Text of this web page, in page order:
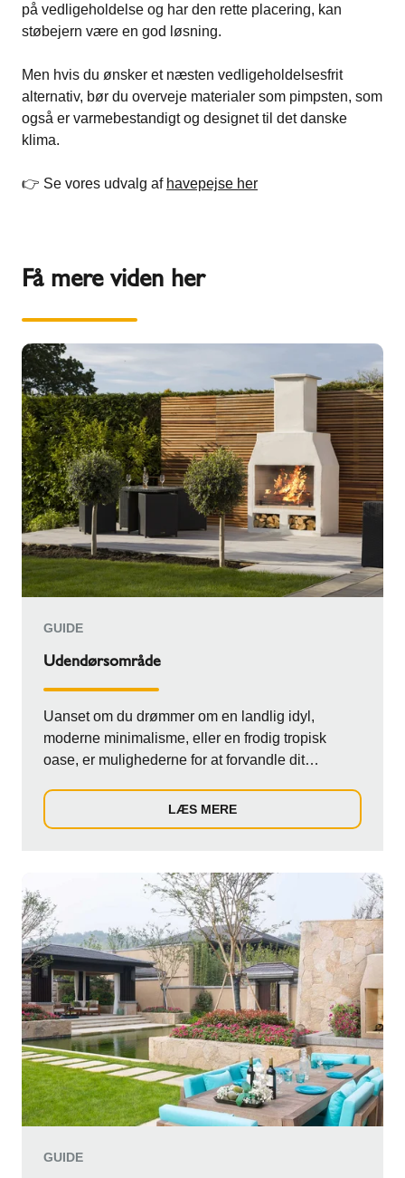
på vedligeholdelse og har den rette placering, kan
støbejern være en god løsning.
Men hvis du ønsker et næsten vedligeholdelsesfrit
alternativ, bør du overveje materialer som pimpsten, som
også er varmebestandigt og designet til det danske
klima.
👉 Se vores udvalg af havepejse her
Få mere viden her
GUIDE
Udendørsområde
Uanset om du drømmer om en landlig idyl,
moderne minimalisme, eller en frodig tropisk
oase, er mulighederne for at forvandle dit
LÆS MERE
GUIDE